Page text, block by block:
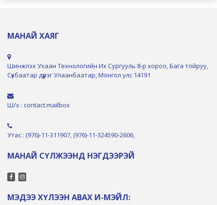
МАНАЙ ХАЯГ
Шинжлэх Ухаан Технологийн Их Сургууль 8-р хороо, Бага тойруу,
Сүхбаатар дүүрэг Улаанбаатар, Монгол улс 14191
Ш/х : contact.mailbox
Утас : (976)-11-311907, (976)-11-324590-2606,
МАНАЙ СҮЛЖЭЭНД НЭГДЭЭРЭЙ
МЭДЭЭ ХҮЛЭЭН АВАХ И-МЭЙЛ: